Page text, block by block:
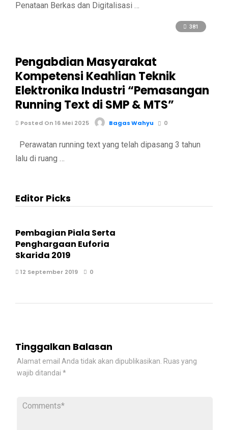
Penataan Berkas dan Digitalisasi …
381
Pengabdian Masyarakat
Kompetensi Keahlian Teknik
Elektronika Industri “Pemasangan
Running Text di SMP & MTS”
Posted On 16 Mei 2025 Bagas Wahyu 0
Perawatan running text yang telah dipasang 3 tahun
lalu di ruang …
Editor Picks
Pembagian Piala Serta
Penghargaan Euforia
Skarida 2019
12 September 2019 0
Tinggalkan Balasan
Alamat email Anda tidak akan dipublikasikan. Ruas yang
wajib ditandai *